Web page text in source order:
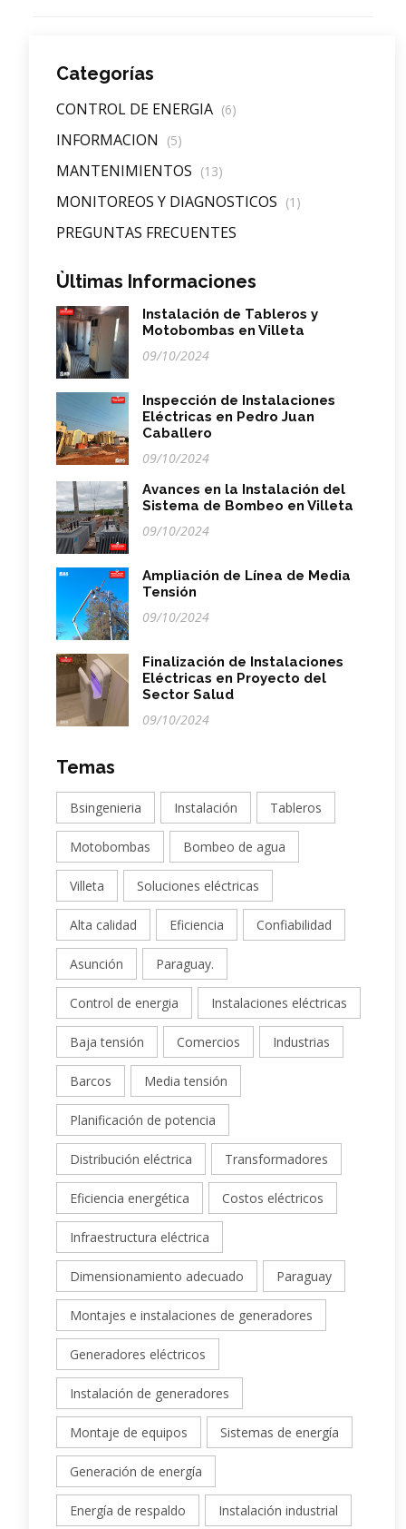
Categorías
CONTROL DE ENERGIA (6)
INFORMACION (5)
MANTENIMIENTOS (13)
MONITOREOS Y DIAGNOSTICOS (1)
PREGUNTAS FRECUENTES
Ùltimas Informaciones
Instalación de Tableros y
Motobombas en Villeta
09/10/2024
Inspección de Instalaciones
Eléctricas en Pedro Juan
Caballero
09/10/2024
Avances en la Instalación del
Sistema de Bombeo en Villeta
09/10/2024
Ampliación de Línea de Media
Tensión
09/10/2024
Finalización de Instalaciones
Eléctricas en Proyecto del
Sector Salud
09/10/2024
Temas
Bsingenieria Instalación Tableros
Motobombas Bombeo de agua
Villeta Soluciones eléctricas
Alta calidad Eficiencia Confiabilidad
Asunción Paraguay.
Control de energia Instalaciones eléctricas
Baja tensión Comercios Industrias
Barcos Media tensión
Planificación de potencia
Distribución eléctrica Transformadores
Eficiencia energética Costos eléctricos
Infraestructura eléctrica
Dimensionamiento adecuado Paraguay
Montajes e instalaciones de generadores
Generadores eléctricos
Instalación de generadores
Montaje de equipos Sistemas de energía
Generación de energía
Energía de respaldo Instalación industrial